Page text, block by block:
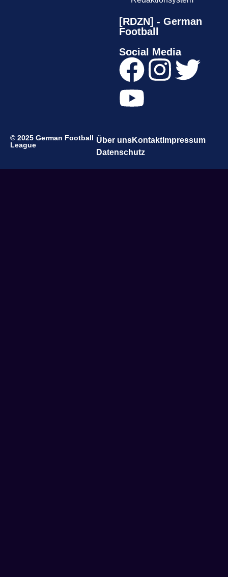
[RDZN] - German
Football
Social Media
© 2025 German Football
League
Über unsKontaktImpressum
Datenschutz